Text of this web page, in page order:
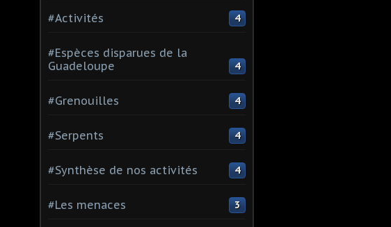
#Activités 4
#Espèces disparues de la
Guadeloupe
4
#Grenouilles 4
#Serpents 4
#Synthèse de nos activités 4
#Les menaces 3